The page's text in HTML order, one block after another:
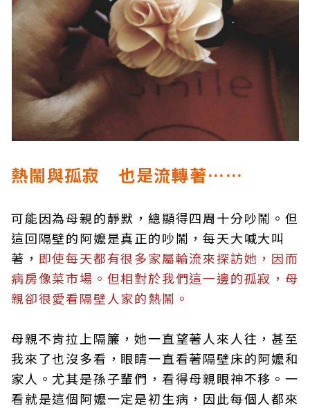
熱鬧與孤寂 也是流轉著……
可能因為母親的靜默，總顯得四周十分吵鬧。但
這回隔壁的阿嬤是真正的吵鬧，每天大喊大叫
著， 即使每天都有很多家屬輪流來探訪她，因而
病房像菜市場。但相對於我們這一邊的孤寂，母
親卻很愛看隔壁人家的熱鬧。
母親不肯拉上隔簾，她一直望著人來人往，甚至
我來了也沒多看，眼睛一直看著隔壁床的阿嬤和
家人。尤其是孫子輩們，看得母親眼神不移。一
看就是這個阿嬤一定是初生病，因此每個人都來